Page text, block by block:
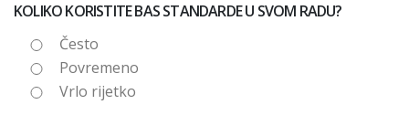
KOLIKO KORISTITE BAS STANDARDE U SVOM RADU?
Često
Povremeno
Vrlo rijetko